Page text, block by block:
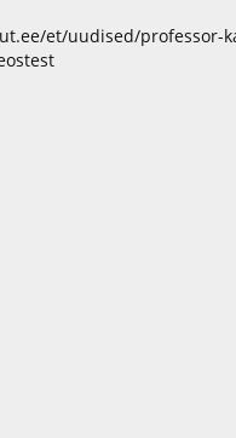
et/uudised/professor-